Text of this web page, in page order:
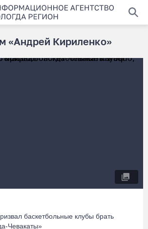
«Андрей Кириленко»
баскетбольные клубы брать
Чевакаты»